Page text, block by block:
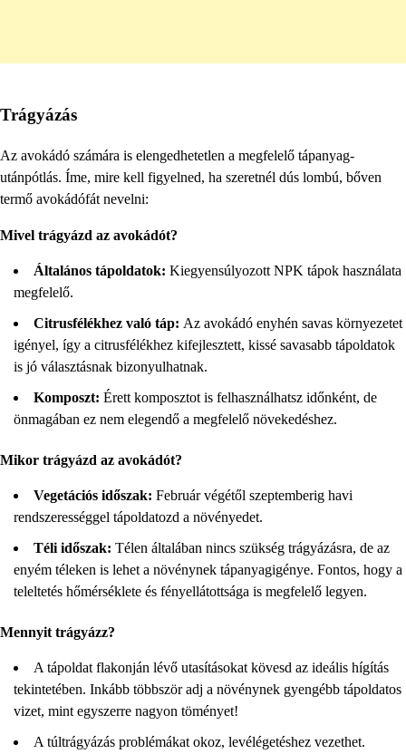
Trágyázás
Az avokádó számára is elengedhetetlen a megfelelő tápanyag-
utánpótlás. Íme, mire kell figyelned, ha szeretnél dús lombú, bőven
termő avokádófát nevelni:
Mivel trágyázd az avokádót?
Általános tápoldatok: Kiegyensúlyozott NPK tápok használata
megfelelő.
Citrusfélékhez való táp: Az avokádó enyhén savas környezetet
igényel, így a citrusfélékhez kifejlesztett, kissé savasabb tápoldatok
is jó választásnak bizonyulhatnak.
Komposzt: Érett komposztot is felhasználhatsz időnként, de
önmagában ez nem elegendő a megfelelő növekedéshez.
Mikor trágyázd az avokádót?
Vegetációs időszak: Február végétől szeptemberig havi
rendszerességgel tápoldatozd a növényedet.
Téli időszak: Télen általában nincs szükség trágyázásra, de az
enyém téleken is lehet a növénynek tápanyagigénye. Fontos, hogy a
teleltetés hőmérséklete és fényellátottsága is megfelelő legyen.
Mennyit trágyázz?
A tápoldat flakonján lévő utasításokat kövesd az ideális hígítás
tekintetében. Inkább többször adj a növénynek gyengébb tápoldatos
vizet, mint egyszerre nagyon töményet!
A túltrágyázás problémákat okoz, levélégetéshez vezethet.